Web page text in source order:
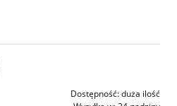
Dostępność:duża ilość